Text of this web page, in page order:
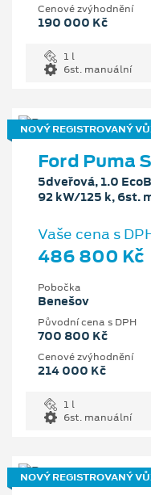
Cenové zvýhodnění
190 000 Kč
1 l
6st. manuální
NOVÝ REGISTROVANÝ
Ford Puma
5dveřová, 1.0
92 kW/125 k, 6st.
Vaše cena s
486 800 Kč
Pobočka
Benešov
Původní cena s DPH
700 800 Kč
Cenové zvýhodnění
214 000 Kč
1 l
6st. manuální
NOVÝ REGISTROVANÝ